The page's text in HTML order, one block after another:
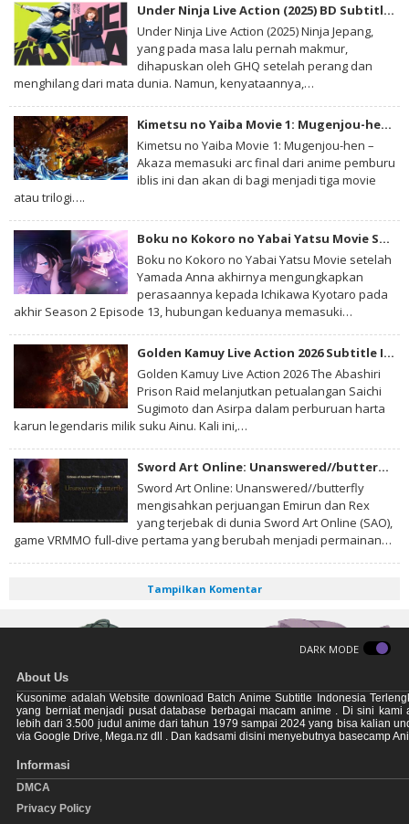
Season 2 BD Batch Subtitle Indonesia MKV 480P , donwload Honzuki no
Gekokujou: Shisho ni Naru Tame ni wa Shudan wo Erandeiraremasen
Season 2 BD Batch Subtitle Indonesia MKV 720P , donwload Honzuki no
Gekokujou: Shisho ni Naru Tame ni wa Shudan wo Erandeiraremasen
Season 2 BD Batch Subtitle Indonesia , donwload Honzuki no
Gekokujou: Shisho ni Naru Tame ni wa Shudan wo Erandeiraremasen
Season 2 BD Batch Subtitle Indonesia anime batch, donwload Honzuki
no Gekokujou: Shisho ni Naru Tame ni wa Shudan wo
Erandeiraremasen Season 2 BD Batch Subtitle Indonesia sub indo,
donwload Honzuki no Gekokujou: Shisho ni Naru Tame ni wa Shudan
wo Erandeiraremasen Season 2 BD Batch Subtitle Indonesia ,
donwload Honzuki no Gekokujou: Shisho ni Naru Tame ni wa Shudan
wo Erandeiraremasen Season 2 BD Batch Subtitle Indonesia batch sub
indo , download anime Honzuki no Gekokujou: Shisho ni Naru Tame
ni wa Shudan wo Erandeiraremasen Season 2 BD Batch Subtitle
Indonesia , anime Honzuki no Gekokujou: Shisho ni Naru Tame ni wa
Shudan wo Erandeiraremasen Season 2 BD Batch Subtitle Indonesia ,
download anime mp4 , mkv , 3gp sub indo , download anime sub indo ,
download anime sub indo Honzuki no Gekokujou: Shisho ni Naru
Tame ni wa Shudan wo Erandeiraremasen Season 2 BD Batch Subtitle
Indonesia
Under Ninja Live Action (2025) BD Subtitle Indonesia
Under Ninja Live Action (2025) Ninja Jepang,
yang pada masa lalu pernah makmur,
dihapuskan oleh GHQ setelah perang dan
menghilang dari mata dunia. Namun, kenyataannya,…
Kimetsu no Yaiba Movie 1: Mugenjou-hen – Akaza Sairai BD Subtitle Indonesia
Kimetsu no Yaiba Movie 1: Mugenjou-hen –
Akaza memasuki arc final dari anime pemburu
iblis ini dan akan di bagi menjadi tiga movie
atau trilogi….
Boku no Kokoro no Yabai Yatsu Movie Subtitle Indonesia
Boku no Kokoro no Yabai Yatsu Movie setelah
Yamada Anna akhirnya mengungkapkan
perasaannya kepada Ichikawa Kyotaro pada
akhir Season 2 Episode 13, hubungan keduanya memasuki…
Golden Kamuy Live Action 2026 Subtitle Indonesia
Golden Kamuy Live Action 2026 The Abashiri
Prison Raid melanjutkan petualangan Saichi
Sugimoto dan Asirpa dalam perburuan harta
karun legendaris milik suku Ainu. Kali ini,…
Sword Art Online: Unanswered//butterfly Subtitle Indonesia
Sword Art Online: Unanswered//butterfly
mengisahkan perjuangan Emirun dan Rex
yang terjebak di dunia Sword Art Online (SAO),
game VRMMO full-dive pertama yang berubah menjadi permainan…
Tampilkan Komentar
DARK MODE
About Us
Kusonime adalah Website download Batch Anime Subtitle Indonesia
yang berniat menjadi pusat database berbagai macam anime . Di sini kami
lebih dari 3.500 judul anime dari tahun 1979 sampai 2024 yang bisa kalian
via Google Drive, Mega.nz dll . Dan kadsami disini menyebutnya basecamp
Informasi
DMCA
Privacy Policy